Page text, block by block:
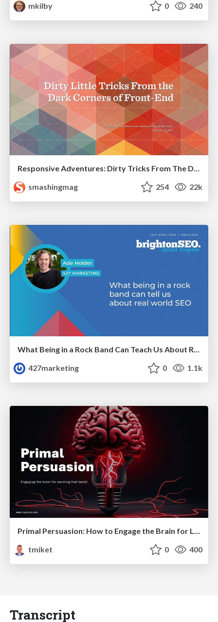
mkilby
0 240
Responsive Adventures: Dirty Tricks From The Dark Corners of Front-End
smashingmag
254 22k
What Being in a Rock Band Can Teach Us About Real World SEO
427marketing
0 1.1k
tmiket
0 400
Transcript